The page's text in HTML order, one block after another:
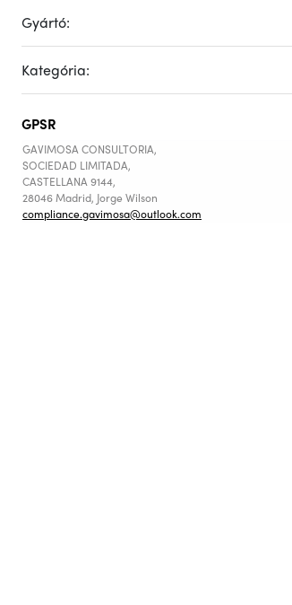
Gyártó:
Kategória:
GPSR
GAVIMOSA CONSULTORIA,
SOCIEDAD LIMITADA,
CASTELLANA 9144,
28046 Madrid, Jorge Wilson
compliance.gavimosa@outlook.com